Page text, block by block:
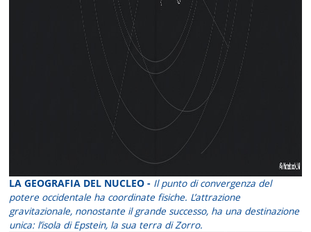
LA GEOGRAFIA DEL NUCLEO - Il punto di convergenza del
potere occidentale ha coordinate fisiche. L’attrazione
gravitazionale, nonostante il grande successo, ha una destinazione
unica: l’isola di Epstein, la sua terra di Zorro.